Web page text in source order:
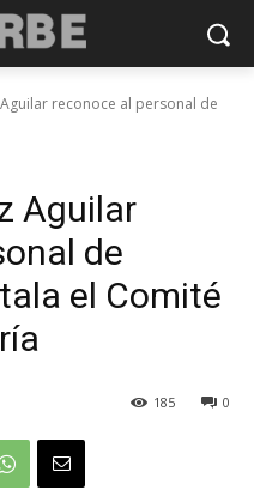
reconoce al personal de
Aguilar
de
el Comité
0
185